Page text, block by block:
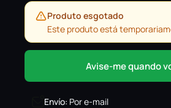
Produto esgotado
Este produto está
Avise-me quando
Envío: Por e-mail